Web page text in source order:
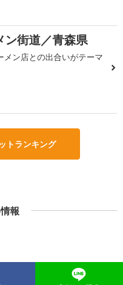
ン街道／青森県
メン店との出合いがテーマ
トランキング
報